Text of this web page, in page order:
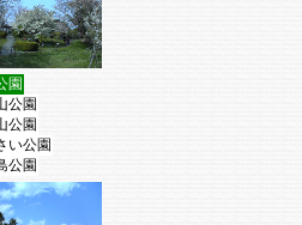
園
公園
公園
い公園
公園